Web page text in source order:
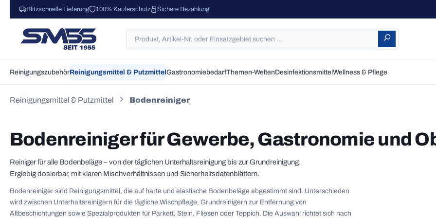
Hauptinhalt springen
Zur Suche springen
Zur Hauptnavigation springen
Blitzschnelle Lieferung 100% Käuferschutz Sichere Bezahlung
ReinigungszubehörReinigungsmittel & PutzmittelGastronomiebedarfThemen-WeltenDesinfektionsmittelWellness & Pflege
Reinigungsmittel & Putzmittel Bodenreiniger
Bodenreiniger für Gewerbe, Gastronomie und
Reiniger für alle Bodenbeläge – von der täglichen Unterhaltsreinigung bis zur Grundreinigung.
Ergiebig dosierbar, mit klaren Mischverhältnissen und Sicherheitsdatenblättern.
Bodenreiniger sind Reinigungsmittel, die auf harte und elastische Bodenbeläge abgestimmt sind. Unterschieden
wird zwischen Unterhaltsreinigern für die tägliche Wischpflege, Grundreinigern zur Entfernung von
Altbeschichtungen sowie Spezialprodukten für Parkett, Stein, Fliesen oder Teppich. Die Auswahl richtet sich nach